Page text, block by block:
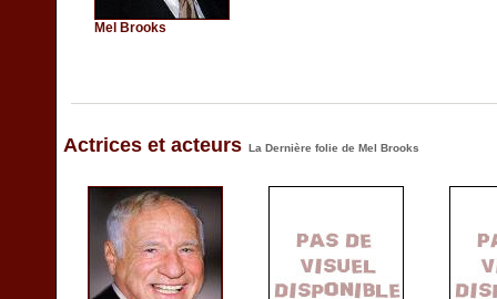
Mel Brooks
Actrices et acteurs La Dernière folie de Mel Brooks